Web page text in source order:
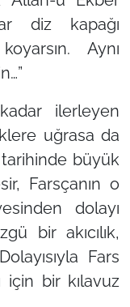
diz kapağı
Aynı
ilerleyen
uğrasa da
tarihinde büyük
Farsçanın o
dolayı
bir akıcılık,
Fars
için bir kılavuz